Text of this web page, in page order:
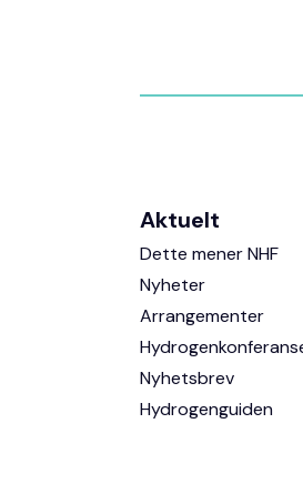
Aktuelt
Dette mener NHF
Nyheter
Arrangementer
Nyhetsbrev
Hydrogenguiden